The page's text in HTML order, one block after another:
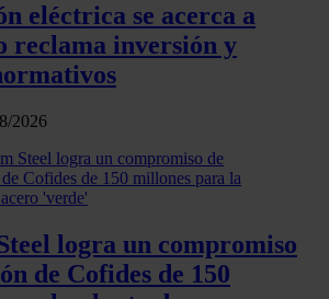
eléctrica se acerca a
reclama inversión y
2026
logra un compromiso
de Cofides de 150